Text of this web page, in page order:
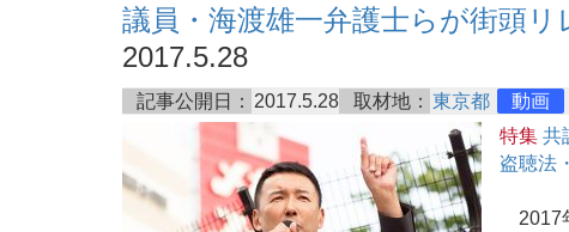
議員・海渡雄一弁護士らが街頭
2017.5.28
記事公開日： 2017.5.28 取材地： 東京都
動画
特集 共
盗聴法
2017